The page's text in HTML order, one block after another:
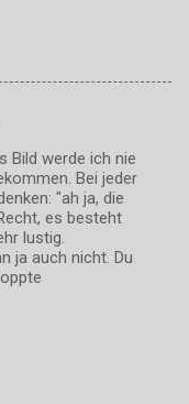
Bild werde ich nie
Bei jeder
"ah ja, die
es besteht
lustig.
ja auch nicht. Du